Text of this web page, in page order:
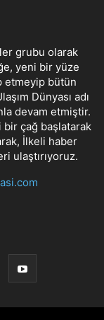
grubu olarak
yeni bir yüze
etmeyip bütün
Dünyası adı
devam etmiştir.
bir çağ başlatarak
İlkeli haber
ulaştırıyoruz.